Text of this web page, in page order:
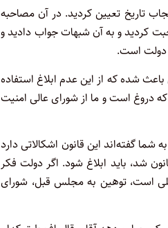
تاریخ تعیین کردید. در آن مصاحبه
کردید و به آن شبهات جواب دادید و
دولت است.
شده که از این عدم ابلاغ استفاده
دروغ است و ما از شورای عالی امنیت
شما گفته‌اند این قانون اشکالاتی دارد
شد، باید ابلاغ شود. اگر دولت فکر
است، توهین به مجلس قبل، شورای